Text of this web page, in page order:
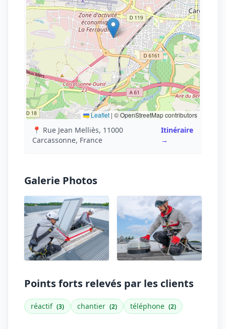
Leaflet | © OpenStreetMap contributors
📍 Rue Jean Melliès, 11000
Carcassonne, France
Itinéraire
→
Galerie Photos
Points forts relevés par les clients
réactif (3) chantier (2) téléphone (2)